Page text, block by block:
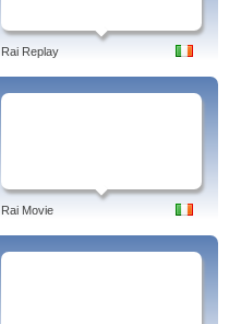
Rai Replay
Rai Movie